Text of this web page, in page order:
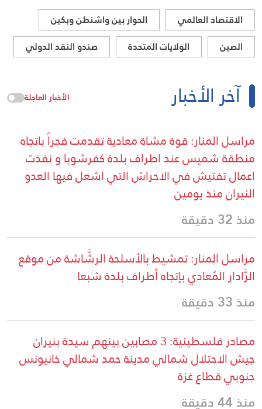
الاقتصاد العالمي
الحوار بين واشنطن وبكين
الصين
الولايات المتحدة صندو النقد الدولي
آخر الأخبار الأخبار العاجلة
مراسل المنار: قوة مشاة معادية تقدمت فجراً باتجاه
منطقة شميس عند اطراف بلدة كفرشوبا و نفذت
اعمال تفتيش في الاحراش التي اشعل فيها العدو
النيران منذ يومين
منذ 32 دقيقة
مراسل المنار: تمشيط بالأسلحة الرشَّاشة من موقع
الرَّادار المُعادي بإتجاه أطراف بلدة شبعا
منذ 33 دقيقة
مصادر فلسطينية: 3 مصابين بينهم سيدة بنيران
جيش الاحتلال شمالي مدينة حمد شمالي خانيونس
جنوبي قطاع غزة
منذ 44 دقيقة